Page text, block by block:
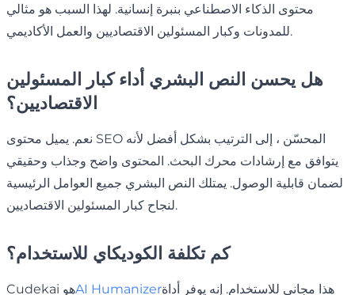
محتوى الذكاء الاصطناعي بنبرة إنسانية. لهذا السبب هو مثالي
للمدونات وكبار المسئولين الاقتصاديين والعمل الأكاديمي.
هل يحسن النص البشري أداء كبار المسئولين
الاقتصاديين؟
نعم. يميل محتوى SEO المحسّن ، إلى الترتيب بشكل أفضل لأنه
يتوافق مع إرشادات محرك البحث. المحتوى واضح وجذاب وحقيقي
لضمان قابلية الوصول. يمتلك النص البشري جميع العوامل الرئيسية
لنجاح كبار المسئولين الاقتصاديين.
كم تكلفة الكوديكاي للاستخدام؟
Cudekai هوAI Humanizerهذا مجاني للاستخدام. إنه يوفر أداة